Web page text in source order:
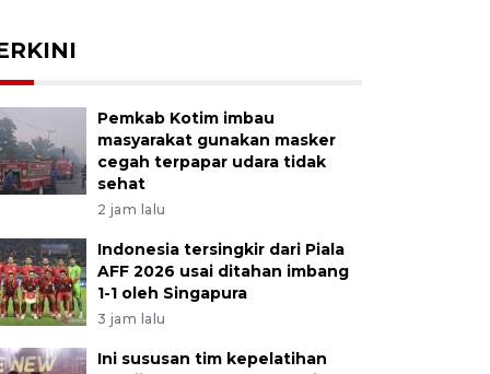
Pemkab Kotim imbau
masyarakat gunakan masker
cegah terpapar udara tidak
sehat
2 jam lalu
Indonesia tersingkir dari Piala
AFF 2026 usai ditahan imbang
1-1 oleh Singapura
3 jam lalu
Ini sususan tim kepelatihan